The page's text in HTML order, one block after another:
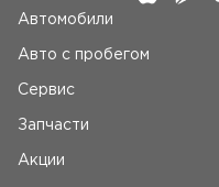
Автомобили
Авто c пробегом
Сервис
Запчасти
Акции